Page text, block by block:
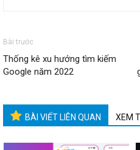
Bài trước
Thống kê xu hướng tìm kiếm
Google năm 2022
BÀI VIẾT LIÊN QUAN XEM